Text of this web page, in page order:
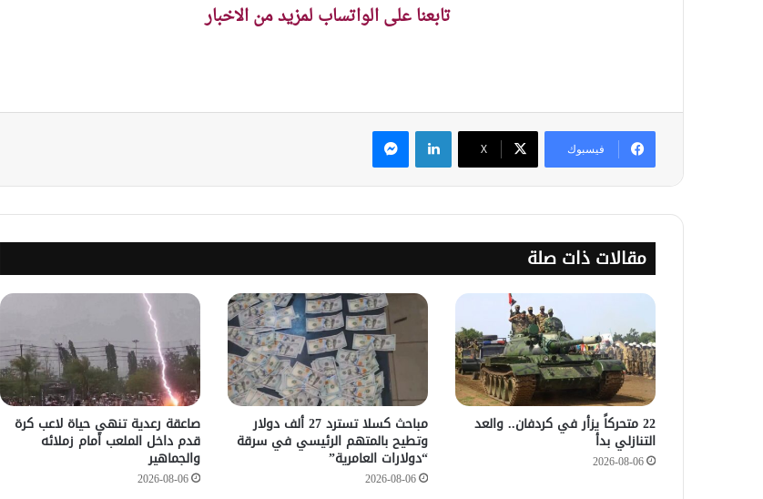
تابعنا على الواتساب لمزيد من الاخبار
فيسبوك ‫X
لينكدإن ماسنجر
مقالات ذات صلة
22 متحركاً يزأر في كردفان.. والعد
التنازلي بدأ
2026-08-06
مباحث كسلا تسترد 27 ألف دولار
وتطيح بالمتهم الرئيسي في سرقة
“دولارات العامرية”
2026-08-06
صاعقة رعدية تنهي حياة لاعب كرة
قدم داخل الملعب أمام زملائه
والجماهير
2026-08-06